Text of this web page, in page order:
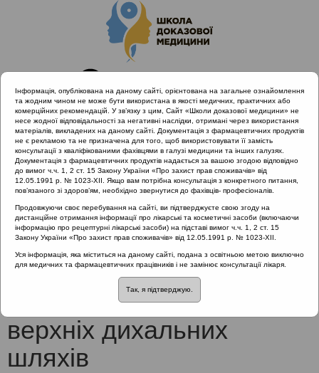
Головна
Проведені заходи
Раціональне лікування vs. Раціональна АБ терапія (Львів,
14.12.19)
Використання інгаляції при захворюваннях верхніх
дихальних шляхів
Використання інгаляції
при захворюваннях
верхніх дихальних
шляхів
Інформація, опублікована на даному сайті, орієнтована на загальне ознайомлення
та жодним чином не може бути використана в якості медичних, практичних або
комерційних рекомендацій. У зв’язку з цим, Сайт «Школи доказової медицини» не
несе жодної відповідальності за негативні наслідки, отримані через використання
матеріалів, викладених на даному сайті. Документація з фармацевтичних продуктів
не є рекламою та не призначена для того, щоб використовувати її замість
консультації з кваліфікованими фахівцями в галузі медицини та інших галузях.
Документація з фармацевтичних продуктів надається за вашою згодою відповідно
до вимог ч.ч. 1, 2 ст. 15 Закону України «Про захист прав споживачів» від
12.05.1991 р. № 1023-XII. Якщо вам потрібна консультація з конкретного питання,
пов’язаного зі здоров’ям, необхідно звернутися до фахівців- професіоналів.
Продовжуючи своє перебування на сайті, ви підтверджуєте свою згоду на
дистанційне отримання інформації про лікарські та косметичні засоби (включаючи
інформацію про рецептурні лікарські засоби) на підставі вимог ч.ч. 1, 2 ст. 15
Закону України «Про захист прав споживачів» від 12.05.1991 р. № 1023-XII.
Уся інформація, яка міститься на даному сайті, подана з освітньою метою виключно
для медичних та фармацевтичних працівників і не замінює консультації лікаря.
Так, я підтверджую.